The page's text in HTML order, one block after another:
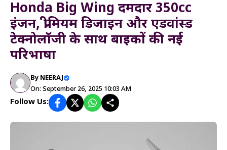
Honda Big Wing दमदार 350cc
इंजन, प्रीमियम डिजाइन और एडवांस्ड
टेक्नोलॉजी के साथ बाइकों की नई
परिभाषा
By NEERAJ
On: September 26, 2025 10:03 AM
Follow Us: